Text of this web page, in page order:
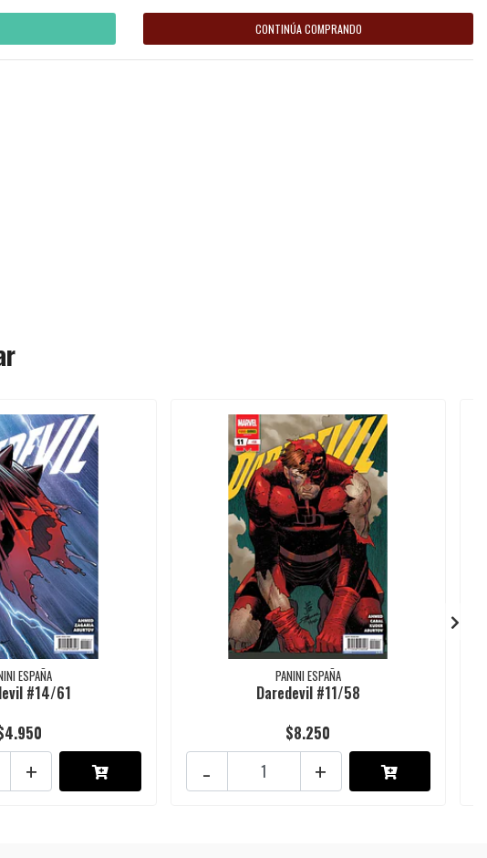
CONTINÚA COMPRANDO
ESPAÑA
#14/61
+
PANINI ESPAÑA
Daredevil #11/58
$8.250
+
-